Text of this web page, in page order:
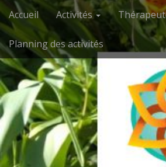
M
a
n
m
e
n
u
S
k
i
p
t
c
o
n
t
e
n
t
Accueil Activités
Planning des activités